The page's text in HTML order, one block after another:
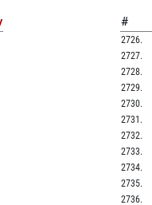
#
2726.
2727.
2728.
2729.
2730.
2731 .
2732.
2733.
2734.
2735.
2736.